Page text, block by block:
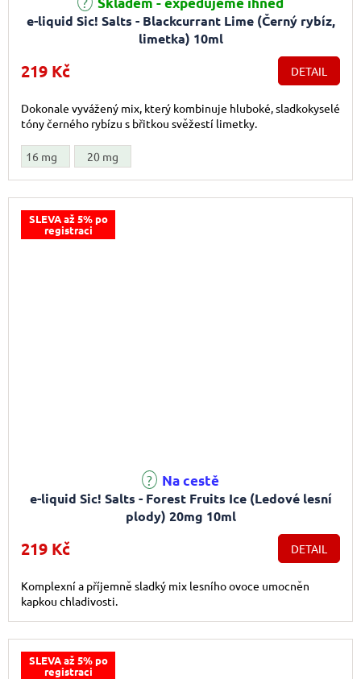
e-liquid Sic! Salts - Blackcurrant Lime (Černý rybíz,
limetka) 10ml
219 Kč DETAIL
Dokonale vyvážený mix, který kombinuje hluboké, sladkokyselé
tóny černého rybízu s břitkou svěžestí limetky.
16 mg 20 mg
SLEVA až 5% po
registraci
e-liquid Sic! Salts - Forest Fruits Ice (Ledové lesní
plody) 20mg 10ml
Na cestě
219 Kč DETAIL
Komplexní a příjemně sladký mix lesního ovoce umocněn
kapkou chladivosti.
SLEVA až 5% po
registraci